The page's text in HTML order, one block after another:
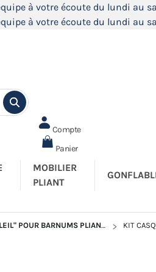
à votre écoute du lundi au
à votre écoute du lundi au
Compte
Panier
MOBILIER
PLIANT
POUR BARNUMS PLIANTS KIT